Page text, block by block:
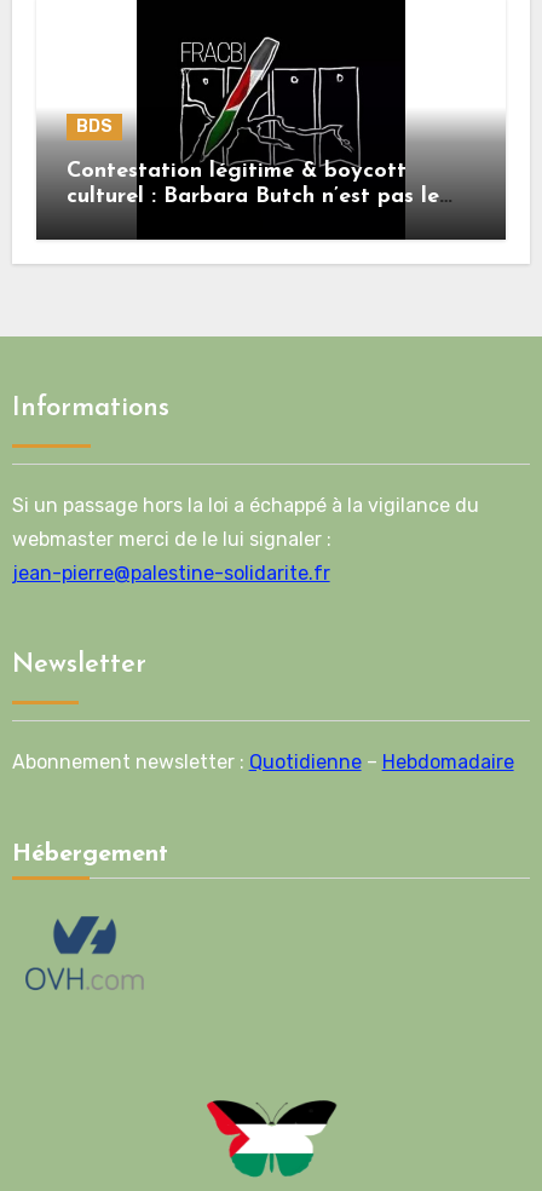
BDS
Contestation légitime & boycott
culturel : Barbara Butch n’est pas le
Informations
Si un passage hors la loi a échappé à la vigilance du
webmaster merci de le lui signaler :
jean-pierre@palestine-solidarite.fr
Newsletter
Abonnement newsletter : Quotidienne– Hebdomadaire
Hébergement